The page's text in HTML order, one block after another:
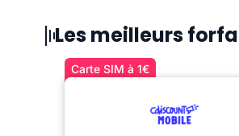
Les meilleurs
Carte SIM à 1€